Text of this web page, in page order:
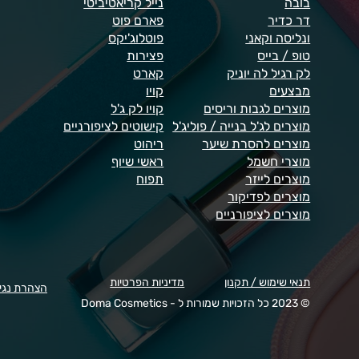
פארם פוט
פוטלוג'יקס
פצירות
קארט
קויו
קויו לק ג'ל
קישוטים לציפורניים
ריהוט
ראשי שיוף
תפוח
דר כדיר
ונליסה וקאני
טופ / בייס
לק רגיל לה יוניק
מבצעים
מוצרים לגבות וריסים
מוצרים לג'ל בנייה / פוליג'ל
מוצרים להסרת שיער
מוצרי חשמל
מוצרים לייזר
מוצרים לפדיקור
מוצרים לציפורניים
מדיניות הפרטיות
תנאי שימוש / תקנון
© 2023 כל הזכויות שמורות ל - Doma Cosmetics
הצהרת